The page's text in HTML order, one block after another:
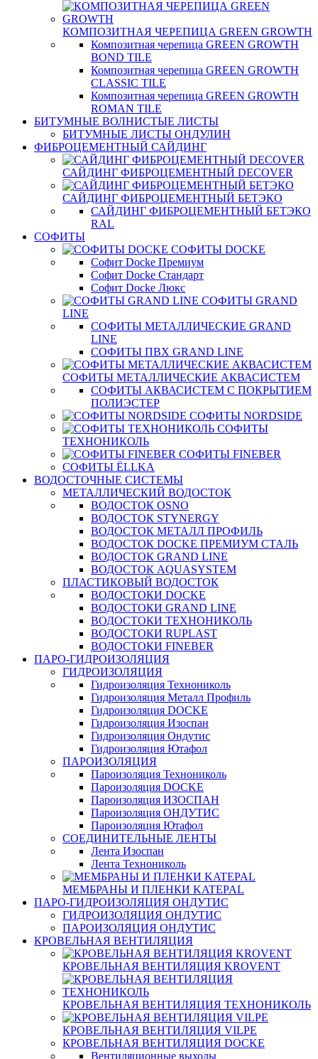
КОМПОЗИТНАЯ ЧЕРЕПИЦА GREEN GROWTH
Композитная черепица GREEN GROWTH
BOND TILE
Композитная черепица GREEN GROWTH
CLASSIC TILE
Композитная черепица GREEN GROWTH
ROMAN TILE
БИТУМНЫЕ ВОЛНИСТЫЕ ЛИСТЫ
БИТУМНЫЕ ЛИСТЫ ОНДУЛИН
ФИБРОЦЕМЕНТНЫЙ САЙДИНГ
САЙДИНГ ФИБРОЦЕМЕНТНЫЙ DECOVER
САЙДИНГ ФИБРОЦЕМЕНТНЫЙ БЕТЭКО
САЙДИНГ ФИБРОЦЕМЕНТНЫЙ БЕТЭКО
RAL
СОФИТЫ
СОФИТЫ DOCKE
Софит Docke Премиум
Софит Docke Стандарт
Софит Docke Люкс
СОФИТЫ GRAND
LINE
СОФИТЫ МЕТАЛЛИЧЕСКИЕ GRAND
LINE
СОФИТЫ ПВХ GRAND LINE
СОФИТЫ МЕТАЛЛИЧЕСКИЕ АКВАСИСТЕМ
СОФИТЫ АКВАСИСТЕМ С ПОКРЫТИЕМ
ПОЛИЭСТЕР
СОФИТЫ NORDSIDE
СОФИТЫ
ТЕХНОНИКОЛЬ
СОФИТЫ FINEBER
СОФИТЫ ЁLLKA
ВОДОСТОЧНЫЕ СИСТЕМЫ
МЕТАЛЛИЧЕСКИЙ ВОДОСТОК
ВОДОСТОК OSNO
ВОДОСТОК STYNERGY
ВОДОСТОК МЕТАЛЛ ПРОФИЛЬ
ВОДОСТОК DOCKE ПРЕМИУМ СТАЛЬ
ВОДОСТОК GRAND LINE
ВОДОСТОК AQUASYSTEM
ПЛАСТИКОВЫЙ ВОДОСТОК
ВОДОСТОКИ DOCKE
ВОДОСТОКИ GRAND LINE
ВОДОСТОКИ ТЕХНОНИКОЛЬ
ВОДОСТОКИ RUPLAST
ВОДОСТОКИ FINEBER
ПАРО-ГИДРОИЗОЛЯЦИЯ
ГИДРОИЗОЛЯЦИЯ
Гидроизоляция Технониколь
Гидроизоляция Металл Профиль
Гидроизоляция DOCKE
Гидроизоляция Изоспан
Гидроизоляция Ондутис
Гидроизоляция Ютафол
ПАРОИЗОЛЯЦИЯ
Пароизоляция Технониколь
Пароизоляция DOCKE
Пароизоляция ИЗОСПАН
Пароизоляция ОНДУТИС
Пароизоляция Ютафол
СОЕДИНИТЕЛЬНЫЕ ЛЕНТЫ
Лента Изоспан
Лента Технониколь
МЕМБРАНЫ И ПЛЕНКИ KATEPAL
ПАРО-ГИДРОИЗОЛЯЦИЯ ОНДУТИС
ГИДРОИЗОЛЯЦИЯ ОНДУТИС
ПАРОИЗОЛЯЦИЯ ОНДУТИС
КРОВЕЛЬНАЯ ВЕНТИЛЯЦИЯ
КРОВЕЛЬНАЯ ВЕНТИЛЯЦИЯ KROVENT
КРОВЕЛЬНАЯ ВЕНТИЛЯЦИЯ ТЕХНОНИКОЛЬ
КРОВЕЛЬНАЯ ВЕНТИЛЯЦИЯ VILPE
КРОВЕЛЬНАЯ ВЕНТИЛЯЦИЯ DOCKE
Вентиляционные выходы